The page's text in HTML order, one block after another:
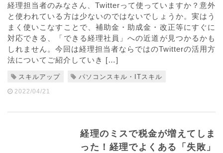
経理担当者のみなさん、Twitterって使っていますか？意外
と使われている方は少ないのではないでしょうか。実はう
まく使いこなすことで、補助金・助成金・改正等にすぐに
対応できる、「できる経理社員」への近道が見つかるかも
しれません。今回は経理担当者ならではのTwitterの活用方
法についてご紹介していき […]
スキルアップ パソコンスキル・ITスキル
2022/04/21
経理のミスで税金が増えてしま
った！経理でよくある「失敗」